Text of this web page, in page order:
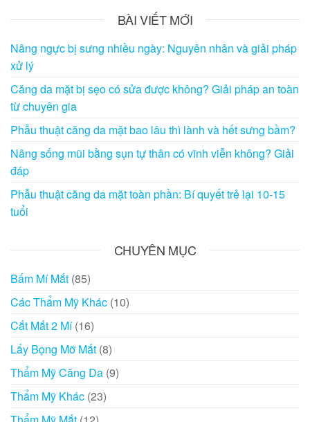
BÀI VIẾT MỚI
Nâng ngực bị sưng nhiều ngày: Nguyên nhân và giải pháp
xử lý
Căng da mặt bị sẹo có sửa được không? Giải pháp an toàn
từ chuyên gia
Phẫu thuật căng da mặt bao lâu thì lành và hết sưng bầm?
Nâng sống mũi bằng sụn tự thân có vĩnh viễn không? Giải
đáp
Phẫu thuật căng da mặt toàn phần: Bí quyết trẻ lại 10-15
tuổi
CHUYÊN MỤC
Bấm Mí Mắt (85)
Các Thẩm Mỹ Khác (10)
Cắt Mắt 2 Mí(16)
Lấy Bọng Mỡ Mắt (8)
Thẩm Mỹ Căng Da (9)
Thẩm Mỹ Khác (23)